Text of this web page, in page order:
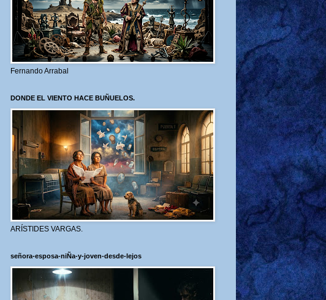
Fernando Arrabal
DONDE EL VIENTO HACE BUÑUELOS.
ARÍSTIDES VARGAS.
señora-esposa-niÑa-y-joven-desde-lejos